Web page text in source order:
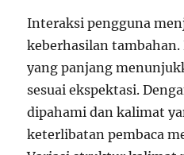
Interaksi pengguna
keberhasilan
yang panjang
sesuai ekspektasi.
dipahami dan kalimat
keterlibatan pembaca